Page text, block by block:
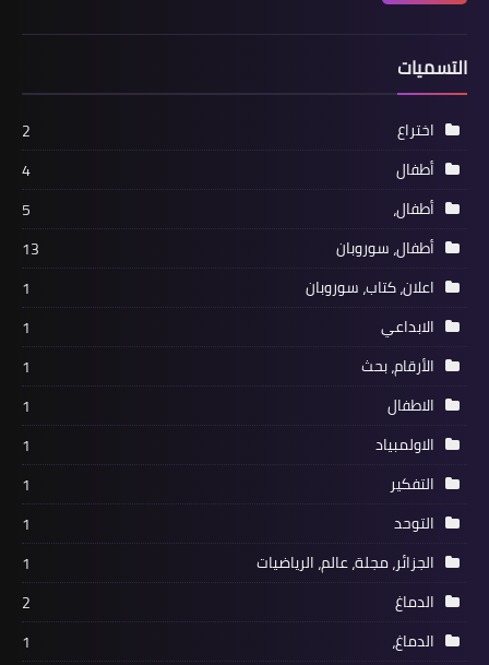
التسميات
اختراع
2
أطفال
4
أطفال،
5
أطفال، سوروبان
13
اعلان، كتاب، سوروبان
1
الابداعي
1
الأرقام، بحث
1
الاطفال
1
الاولمبياد
1
التفكير
1
التوحد
1
الجزائر، مجلة، عالم، الرياضيات
1
الدماغ
2
الدماغ،
1